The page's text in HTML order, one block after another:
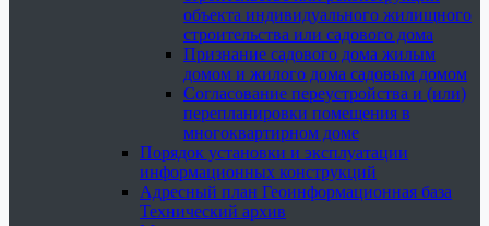
объекта индивидуального жилищного
строительства или садового дома
Признание садового дома жилым
домом и жилого дома садовым домом
Согласование переустройства и (или)
перепланировки помещения в
многоквартирном доме
Порядок установки и эксплуатации
информационных конструкций
Адресный план Геоинформационная база
Технический архив